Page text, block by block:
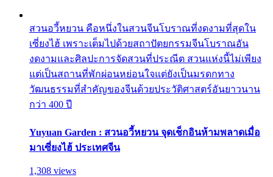
สวนอวี้หยวน คือหนึ่งในสวนจีนโบราณที่งดงามที่สุดใน
เซี่ยงไฮ้ เพราะเต็มไปด้วยสถาปัตยกรรมจีนโบราณอัน
งดงามและศิลปะการจัดสวนที่ประณีต สวนแห่งนี้ไม่เพียง
แต่เป็นสถานที่พักผ่อนหย่อนใจแต่ยังเป็นมรดกทาง
วัฒนธรรมที่สำคัญของจีนด้วยประวัติศาสตร์อันยาวนาน
กว่า 400 ปี
Yuyuan Garden : สวนอวี้หยวน จุดเช็กอินห้ามพลาดเมื่อ
มาเซี่ยงไฮ้ ประเทศจีน
1,308 views